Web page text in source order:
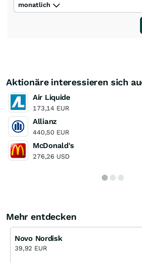
monatlich
Aktionäre interessieren sich
Air Liquide
173,14 EUR
Allianz
440,50 EUR
McDonald's
276,26 USD
Mehr entdecken
Novo Nordisk
39,92 EUR